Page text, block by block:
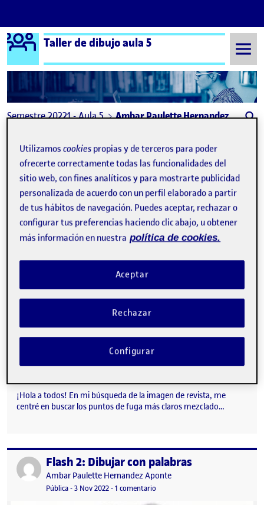
Saltar al contenido
Logo Ágora
Taller de dibujo aula 5
Semestre 20221 - Aula 5 Ambar Paulette Hernandez Aponte
Ambar Paulette
Hernandez Aponte
Publicado por Flash 3: La conciencia de entender el espacio
Publicado por
Ambar Paulette Hernandez Aponte
Visibilidad:Fecha de publicación
1 Dic 2022 2 comentarios en Flash 3: La conciencia de
¡Hola a todos! En mi búsqueda de la imagen de revista, me
centré en buscar los puntos de fuga más claros mezclado…
Publicado porFlash 2: Dibujar con palabras
Publicado por
Ambar Paulette Hernandez Aponte
Visibilidad:
Pública-Fecha de publicación
3 Nov 20223 noviembre, 2022 11:56 pm
-1 comentario
Utilizamoscookies propias y de terceros para poder
ofrecerte correctamente todas las funcionalidades del
sitio web, con fines analíticos y para mostrarte publicidad
personalizada de acuerdo con un perfil elaborado a partir
de tus hábitos de navegación. Puedes aceptar, rechazar o
configurar tus preferencias haciendo clic abajo, u obtener
más información en nuestra política de cookies.
Rechazar
Aceptar
Configurar